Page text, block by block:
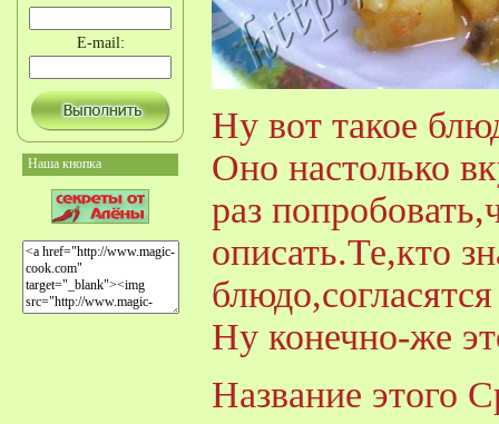
E-mail:
Наша кнопка
Ну вот такое
Оно настолько
раз
описать.Те,кто
Ну конечно-же
Название этого